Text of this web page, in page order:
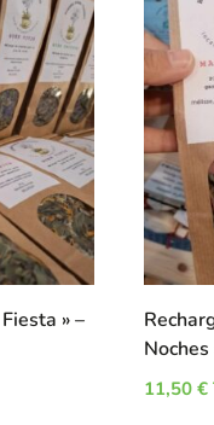
» –
11,50€